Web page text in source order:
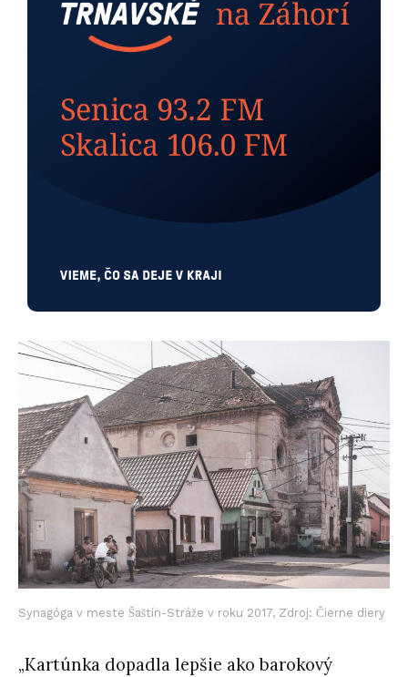
Synagóga v meste Šaštín-Stráže v roku 2017, Zdroj: Čierne diery
„Kartúnka dopadla lepšie ako barokový